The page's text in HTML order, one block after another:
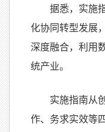
据悉，实施
化协同转型发展
深度融合，利用
统产业。
实施指南从
作、务求实效等